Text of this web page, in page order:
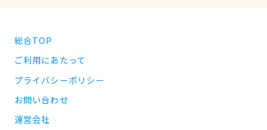
総合TOP
ご利用にあたって
プライバシーポリシー
お問い合わせ
運営会社